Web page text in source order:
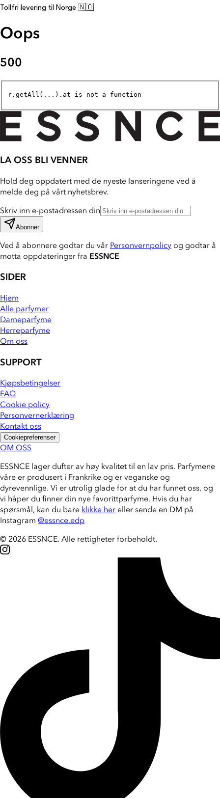
Tollfri levering til Norge 🇳🇴
Oops
500
r.getAll(...).at is not a function
LA OSS BLI VENNER
Hold deg oppdatert med de nyeste lanseringene ved å
melde deg på vårt nyhetsbrev.
Skriv inn e-postadressen din
Abonner
Ved å abonnere godtar du vår Personvernpolicy og godtar å
motta oppdateringer fra ESSNCE
SIDER
Hjem
Alle parfymer
Dameparfyme
Herreparfyme
Om oss
SUPPORT
Kjøpsbetingelser
FAQ
Cookie policy
Personvernerklæring
Kontakt oss
Cookiepreferenser
OM OSS
ESSNCE lager dufter av høy kvalitet til en lav pris. Parfymene
våre er produsert i Frankrike og er veganske og
dyrevennlige. Vi er utrolig glade for at du har funnet oss, og
vi håper du finner din nye favorittparfyme. Hvis du har
spørsmål, kan du bareklikke her eller sende en DM på
Instagram @essnce.edp
© 2026 ESSNCE. Alle rettigheter forbeholdt.